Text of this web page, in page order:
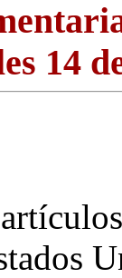
14